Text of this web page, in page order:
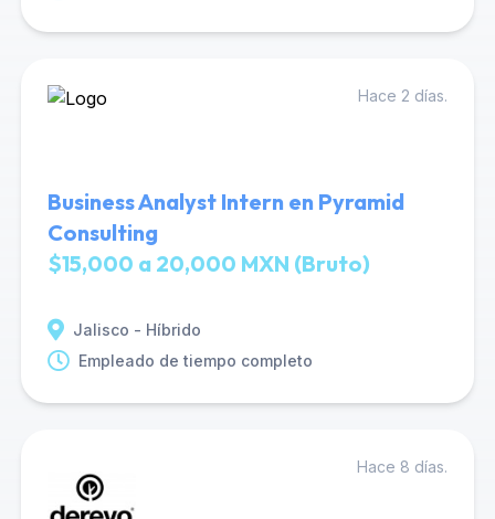
Hace 2 días.
Business Analyst Intern en Pyramid
Consulting
$15,000 a 20,000 MXN (Bruto)
Jalisco - Híbrido
Empleado de tiempo completo
Hace 8 días.